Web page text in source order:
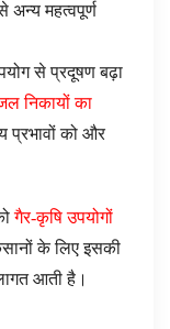
अन्य महत्वपूर्ण
से प्रदूषण बढ़ा
निकायों का
प्रभावों को और
गैर-कृषि उपयोगों
के लिए इसकी
आती है।